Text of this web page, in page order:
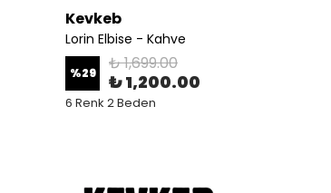
Kevkeb
Lorin Elbise - Kahve
%29 ₺ 1,699.00
₺ 1,200.00
6 Renk 2 Beden